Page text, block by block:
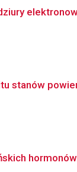
stanów
hormonów